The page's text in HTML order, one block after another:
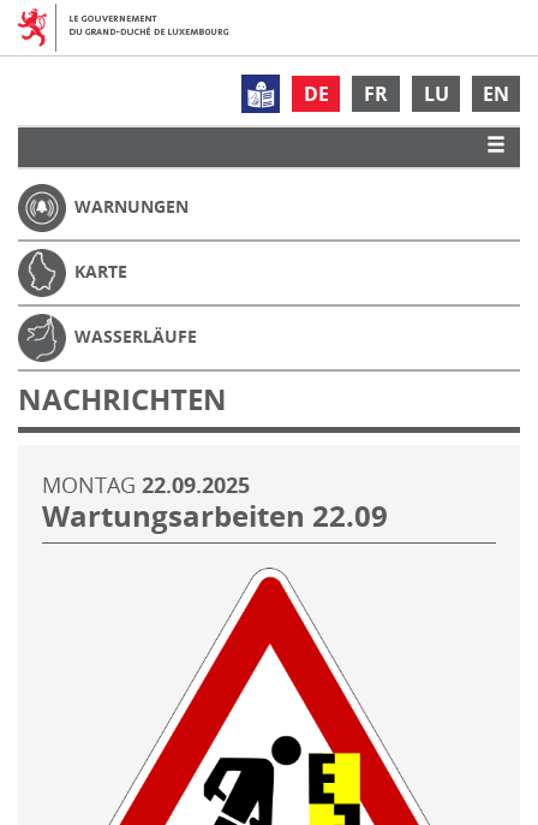
DE FR LU EN
WARNUNGEN
KARTE
WASSERLÄUFE
NACHRICHTEN
MONTAG 22.09.2025
Wartungsarbeiten 22.09